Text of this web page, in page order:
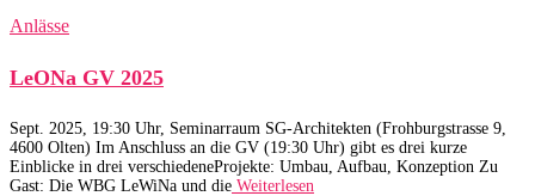
Anlässe
LeONa GV 2025
Sept. 2025, 19:30 Uhr, Seminarraum SG-Architekten (Frohburgstrasse 9,
4600 Olten) Im Anschluss an die GV (19:30 Uhr) gibt es drei kurze
Einblicke in drei verschiedeneProjekte: Umbau, Aufbau, Konzeption Zu
Gast: Die WBG LeWiNa und die Weiterlesen